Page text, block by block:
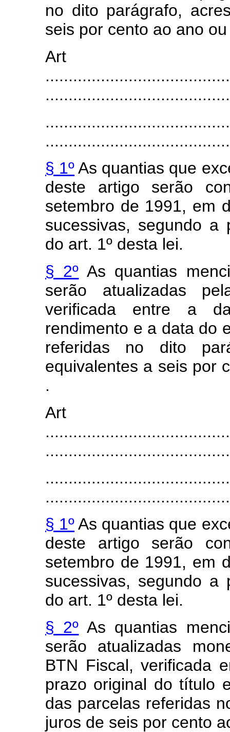
no dito parágrafo,
seis por cento ao ano
§ 1ºAs quantias que
deste artigo serão
setembro de 1991, em
sucessivas, segundo a
do art. 1º desta lei.
§ 2º As quantias
serão atualizadas
verificada entre a
rendimento e a data do
referidas no dito
equivalentes a seis por
.
§ 1ºAs quantias que
deste artigo serão
setembro de 1991, em
sucessivas, segundo a
do art. 1º desta lei.
§ 2º As quantias
serão atualizadas
BTN Fiscal, verificada
prazo original do título
das parcelas referidas
juros de seis por cento